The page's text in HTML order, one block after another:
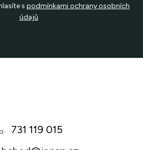
s podmínkami ochrany osobních
údajů
731 119 015